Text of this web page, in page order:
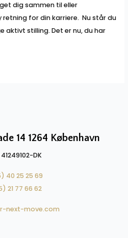
dig sammen til eller
for din karriere. Nu står du
aktivt stilling. Det er nu, du har
14 1264 København
DK​
40 25 25 69
21 77 66 62
next-move.com